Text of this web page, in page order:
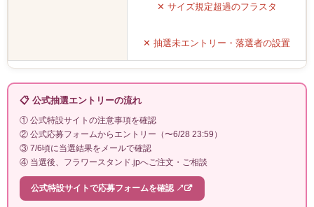
✕ サイズ規定超過のフラスタ
✕ 抽選未エントリー・落選者の設置
📋 公式抽選エントリーの流れ
① 公式特設サイトの注意事項を確認
② 公式応募フォームからエントリー（〜6/28 23:59）
③ 7/6頃に当選結果をメールで確認
④ 当選後、フラワースタンド.jpへご注文・ご相談
公式特設サイトで応募フォームを確認 ↗